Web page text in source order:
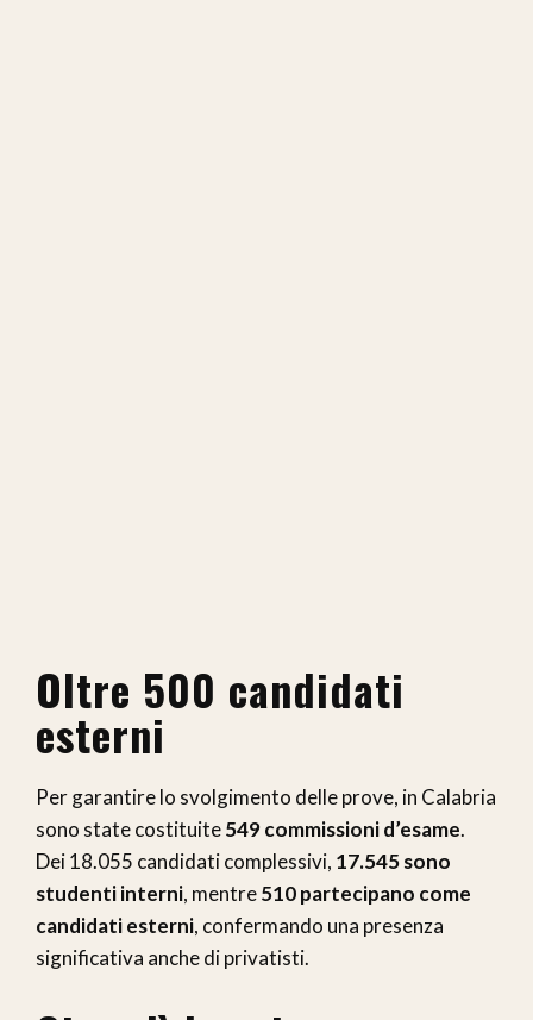
Oltre 500 candidati
esterni
Per garantire lo svolgimento delle prove, in Calabria
sono state costituite549 commissioni d’esame.
Dei 18.055 candidati complessivi, 17.545 sono
studenti interni, mentre510 partecipano come
candidati esterni, confermando una presenza
significativa anche di privatisti.